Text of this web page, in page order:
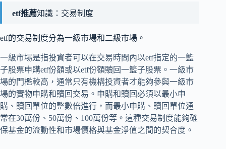
etf推薦知識：交易制度
etf的交易制度分為一級市場和二級市場。
一級市場是指投資者可以在交易時間內以etf指定的一籃
子股票申購etf份額或以etf份額贖回一籃子股票。一級市
場的門檻較高，通常只有機構投資者才能夠參與一級市
場的實物申購和贖回交易。申購和贖回必須以最小申
購、贖回單位的整數倍進行，而最小申購、贖回單位通
常在30萬份、50萬份、100萬份等。這種交易制度能夠確
保基金的流動性和市場價格與基金淨值之間的契合度。